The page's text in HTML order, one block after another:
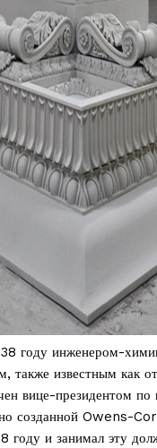
году инженером-
также известным как
вице-президентом по
созданной Owens-
и занимал эту